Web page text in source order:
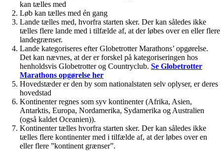
kan tælles med
Løb kan tælles med én gang
Lande tælles med, hvorfra starten sker. Der kan således ikke
tælles flere lande med i tilfælde af, at der løbes over en eller flere
landegrænser.
Lande kategoriseres efter Globetrotter Marathons’ opgørelse.
Det kan nævnes, at der er forskel på kategoriseringen hos
henholdsvis Globetrotter og Countryclub. Se Globetrotter
Marathons opgørelse her
Hovedstæder er den by som nationalstaten selv oplyser, er deres
hovedstad
Kontinenter regnes som syv kontinenter (Afrika, Asien,
Antarktis, Europa, Nordamerika, Sydamerika og Australien
(også kaldet Oceanien)).
Kontinenter tælles hvorfra starten sker. Der kan således ikke
tælles flere kontinenter med i tilfælde af, at der løbes over en
eller flere ”kontinent grænser”.